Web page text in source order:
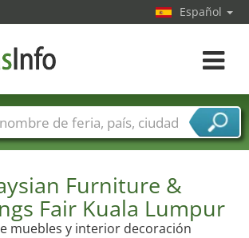
Furniture &
Fair Kuala Lumpur
muebles y interior decoración
Español
toggle
Países
Ciudades
de servicios